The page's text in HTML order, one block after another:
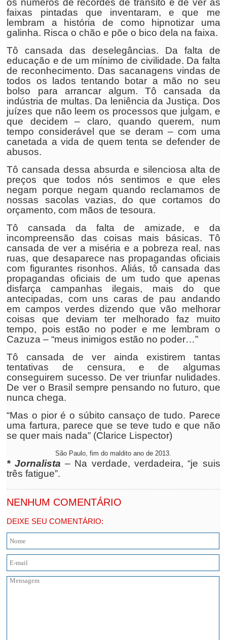
os números de recordes de trânsito e de ver as
faixas pintadas que inventaram, e que me
lembram a história de como hipnotizar uma
galinha. Risca o chão e põe o bico dela na faixa.
Tô cansada das deselegâncias. Da falta de
educação e de um mínimo de civilidade. Da falta
de reconhecimento. Das sacanagens vindas de
todos os lados tentando botar a mão no seu
bolso para arrancar algum. Tô cansada da
indústria de multas. Da leniência da Justiça. Dos
juízes que não leem os processos que julgam, e
que decidem – claro, quando querem, num
tempo considerável que se deram – com uma
canetada a vida de quem tenta se defender de
abusos.
Tô cansada dessa absurda e silenciosa alta de
preços que todos nós sentimos e que eles
negam porque negam quando reclamamos de
nossas sacolas vazias, do que cortamos do
orçamento, com mãos de tesoura.
Tô cansada da falta de amizade, e da
incompreensão das coisas mais básicas. Tô
cansada de ver a miséria e a pobreza real, nas
ruas, que desaparece nas propagandas oficiais
com figurantes risonhos. Aliás, tô cansada das
propagandas oficiais de um tudo que apenas
disfarça campanhas ilegais, mais do que
antecipadas, com uns caras de pau andando
em campos verdes dizendo que vão melhorar
coisas que deviam ter melhorado faz muito
tempo, pois estão no poder e me lembram o
Cazuza – “meus inimigos estão no poder…”
Tô cansada de ver ainda existirem tantas
tentativas de censura, e de algumas
conseguirem sucesso. De ver triunfar nulidades.
De ver o Brasil sempre pensando no futuro, que
nunca chega.
“Mas o pior é o súbito cansaço de tudo. Parece
uma fartura, parece que se teve tudo e que não
se quer mais nada” (Clarice Lispector)
São Paulo, fim do maldito ano de 2013.
* Jornalista– Na verdade, verdadeira, “je suis
três fatigue”.
NENHUM COMENTÁRIO
DEIXE SEU COMENTÁRIO: